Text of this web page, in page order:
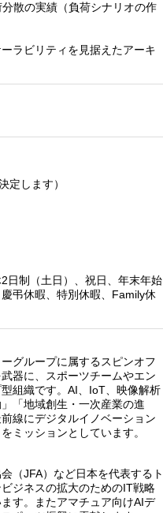
散の実績（負荷シナリオの作
ラビリティを見据えたアーキ
します）
日制（土日）、祝日、年末年始
弔休暇、特別休暇、Family休
グループに属するスピンオフ
器に、スポーツチームやエン
組織です。AI、IoT、映像解析
「地域創生・一次産業の進
線にデジタルイノベーション
ミッションとしています。
（JFA）など日本を代表するト
ジネスの拡大のためのIT戦略
す。またアマチュア向けAIデ